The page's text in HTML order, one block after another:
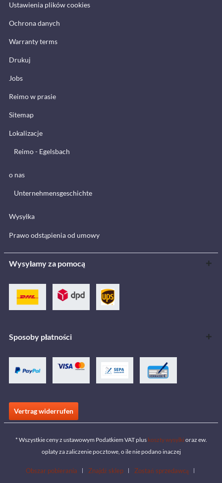
Ustawienia plików cookies
Ochrona danych
Warranty terms
Drukuj
Jobs
Reimo w prasie
Sitemap
Lokalizacje
Reimo - Egelsbach
o nas
Unternehmensgeschichte
Wysyłka
Prawo odstąpienia od umowy
Wysyłamy za pomocą
Sposoby płatności
Vertrag widerrufen
* Wszystkie ceny z ustawowym Podatkiem VAT plus koszty wysyłki oraz ew.
opłaty za zaliczenie pocztowe, o ile nie podano inaczej
Obszar pobierania Znajdź sklep Zostań sprzedawcą